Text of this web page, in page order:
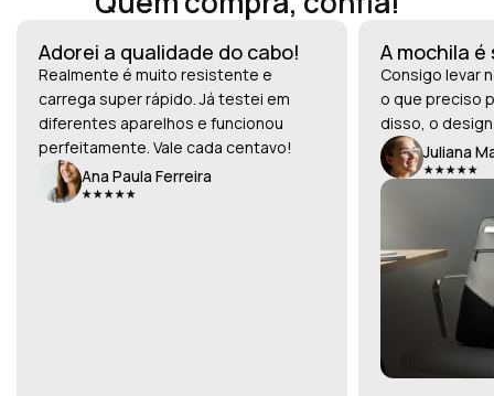
Adorei a qualidade do cabo!
Realmente é muito resistente e
carrega super rápido. Já testei em
diferentes aparelhos e funcionou
perfeitamente. Vale cada centavo!
Ana Paula Ferreira
A mochila
Consigo levar
o que preciso
disso, o
Juliana